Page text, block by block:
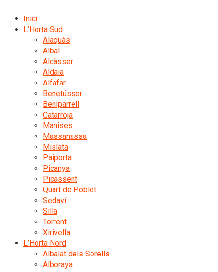
Inici
L’Horta Sud
Alaquàs
Albal
Alcàsser
Aldaia
Alfafar
Benetússer
Beniparrell
Catarroja
Manises
Massanassa
Mislata
Paiporta
Picanya
Picassent
Quart de Poblet
Sedaví
Silla
Torrent
Xirivella
L’Horta Nord
Albalat dels Sorells
Alboraya